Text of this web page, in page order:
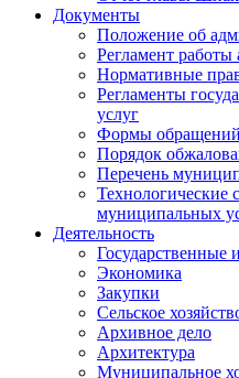
Документы
Положение об
Регламент
Нормативные
Регламенты
услуг
Формы обращений
Порядок
Перечень
Технологические
муниципальных
Деятельность
Государственные
Экономика
Закупки
Сельское
Архивное дело
Архитектура
Муниципальное